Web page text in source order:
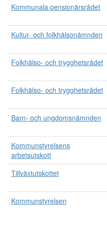
Kommunala pensionärsrådet
Kultur- och folkhälsonämnden
Folkhälso- och trygghetsrådet
Folkhälso- och trygghetsrådet
Barn- och ungdomsnämnden
Kommunstyrelsens
arbetsutskott
Tillväxtutskottet
Kommunstyrelsen